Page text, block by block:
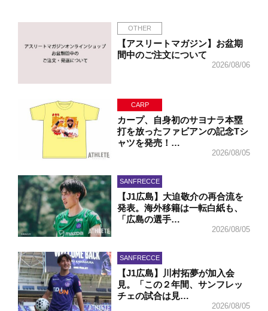
OTHER
【アスリートマガジン】お盆期
間中のご注文について
2026/08/06
CARP
カープ、自身初のサヨナラ本塁
打を放ったファビアンの記念Tシ
ャツを発売！…
2026/08/05
SANFRECCE
【J1広島】大迫敬介の再合流を
発表。海外移籍は一転白紙も、
「広島の選手…
2026/08/05
SANFRECCE
【J1広島】川村拓夢が加入会
見。「この２年間、サンフレッ
チェの試合は見…
2026/08/05